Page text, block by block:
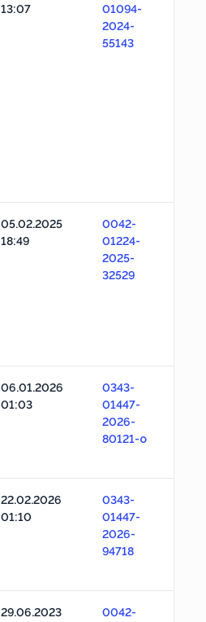
13:07
01094-
2024-
55143
05.02.2025
18:49
0042-
01224-
2025-
32529
06.01.2026
01:03
0343-
01447-
2026-
80121-o
22.02.2026
01:10
0343-
01447-
2026-
94718
29.06.2023
0042-